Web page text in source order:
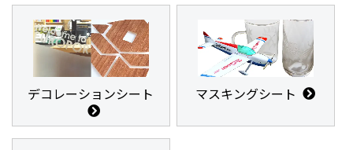
デコレーションシート マスキングシート